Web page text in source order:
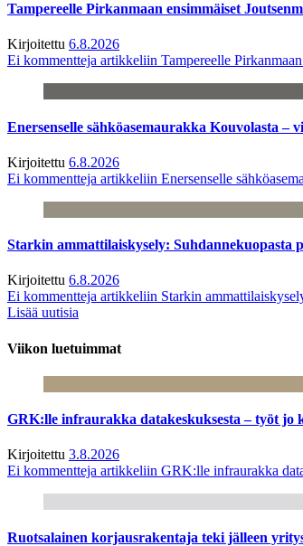
Tampereelle Pirkanmaan ensimmäiset
Kirjoitettu 6.8.2026
Ei kommentteja artikkeliin Tampereelle
Enersenselle sähköasemaurakka Kouvolasta –
Kirjoitettu 6.8.2026
Ei kommentteja artikkeliin Enersenselle
Starkin ammattilaiskysely: Suhdannekuopasta
Kirjoitettu 6.8.2026
Ei kommentteja artikkeliin Starkin
Lisää uutisia
Viikon luetuimmat
GRK:lle infraurakka datakeskuksesta – työt jo
Kirjoitettu 3.8.2026
Ei kommentteja artikkeliin GRK:lle infraurakka
Ruotsalainen korjausrakentaja teki jälleen